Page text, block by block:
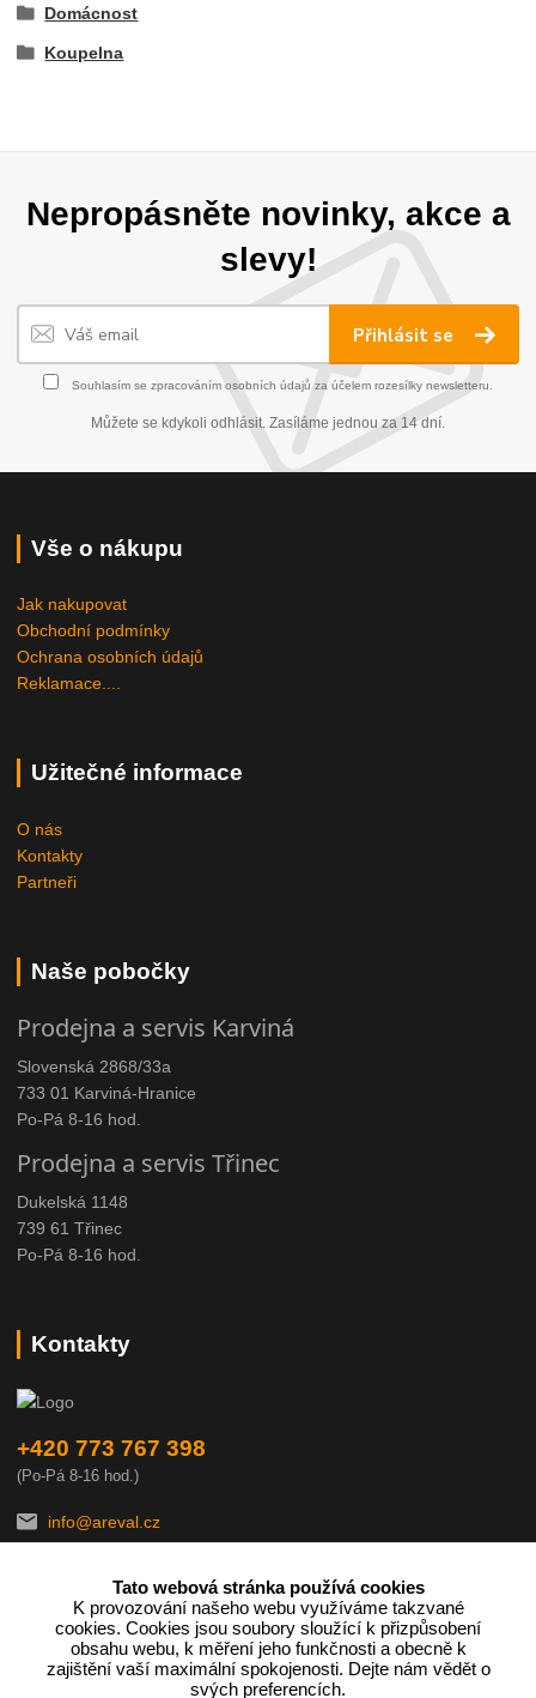
Domácnost
Koupelna
Nepropásněte novinky, akce a
slevy!
Přihlásit se
Souhlasím se zpracováním osobních údajů za účelem rozesílky newsletteru.
Můžete se kdykoli odhlásit. Zasíláme jednou za 14 dní.
Vše o nákupu
Jak nakupovat
Obchodní podmínky
Ochrana osobních údajů
Reklamace....
Užitečné informace
O nás
Kontakty
Partneři
Naše pobočky
Prodejna a servis Karviná
Slovenská 2868/33a
733 01 Karviná-Hranice
Po-Pá 8-16 hod.
Prodejna a servis Třinec
Dukelská 1148
739 61 Třinec
Po-Pá 8-16 hod.
Kontakty
+420 773 767 398
(Po-Pá 8-16 hod.)
info@areval.cz
Podle zákona o evidenci tržeb je prodávající povinen vystavit
Tato webová stránka používá cookies
K provozování našeho webu využíváme takzvané
cookies. Cookies jsou soubory sloužící k přizpůsobení
obsahu webu, k měření jeho funkčnosti a obecně k
zajištění vaší maximální spokojenosti. Dejte nám vědět o
svých preferencích.